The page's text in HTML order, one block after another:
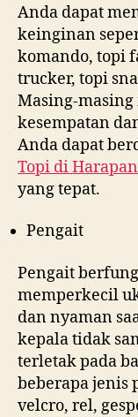
Anda dapat
keinginan
komando, topi
trucker, topi
Masing-
kesempatan
Anda dapat
Topi di
yang tepat.
Pengait
Pengait
memperkecil
dan nyaman
kepala tidak
terletak pada
beberapa jenis
velcro, rel,